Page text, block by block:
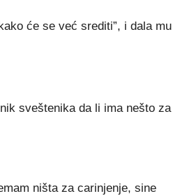
će se već srediti”, i dala mu
sveštenika da li ima nešto za
ništa za carinjenje, sine